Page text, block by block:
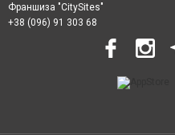
Франшиза "CitySites"
+38 (096) 91 303 68